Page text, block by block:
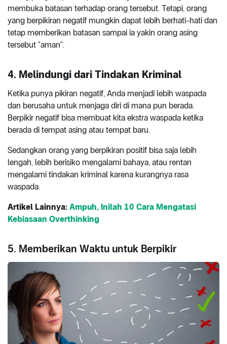
membuka batasan terhadap orang tersebut. Tetapi, orang
yang berpikiran negatif mungkin dapat lebih berhati-hati dan
tetap memberikan batasan sampai ia yakin orang asing
tersebut "aman".
4. Melindungi dari Tindakan Kriminal
Ketika punya pikiran negatif, Anda menjadi lebih waspada
dan berusaha untuk menjaga diri di mana pun berada.
Berpikir negatif bisa membuat kita ekstra waspada ketika
berada di tempat asing atau tempat baru.
Sedangkan orang yang berpikiran positif bisa saja lebih
lengah, lebih berisiko mengalami bahaya, atau rentan
mengalami tindakan kriminal karena kurangnya rasa
waspada.
Artikel Lainnya: Ampuh, Inilah 10 Cara Mengatasi
Kebiasaan Overthinking
5. Memberikan Waktu untuk Berpikir